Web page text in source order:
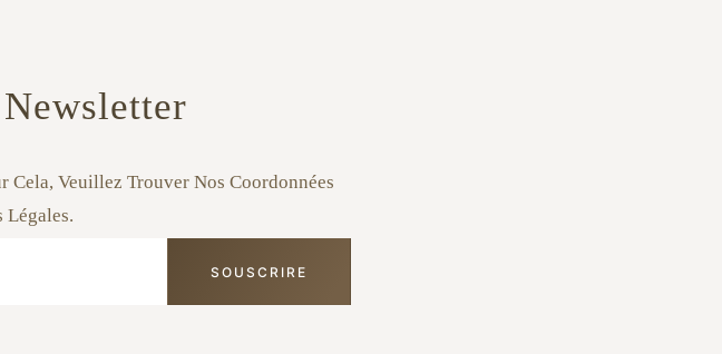
Cela, Veuillez Trouver Nos Coordonnées
Légales.
SOUSCRIRE